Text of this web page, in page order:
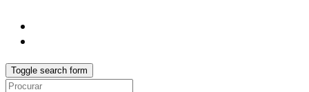
Toggle search form
Search